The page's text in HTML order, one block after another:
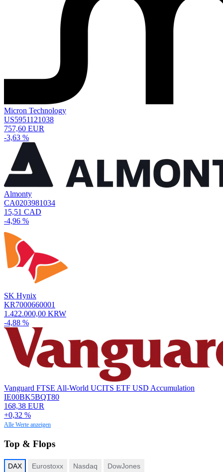
Micron Technology
US5951121038
757,60 EUR
-3,63 %
Almonty
CA0203981034
15,51 CAD
-4,96 %
SK Hynix
KR7000660001
1.422.000,00 KRW
-4,88 %
Vanguard FTSE All-World UCITS ETF USD Accumulation
IE00BK5BQT80
168,38 EUR
+0,32 %
Alle Werte anzeigen
Top & Flops
DAX Eurostoxx Nasdaq DowJones